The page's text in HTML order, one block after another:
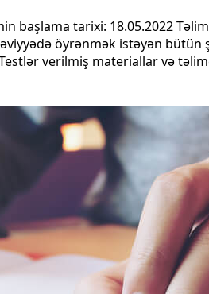
başlama tarixi: 18.05.2022
öyrənmək istəyən
verilmiş materiallar və